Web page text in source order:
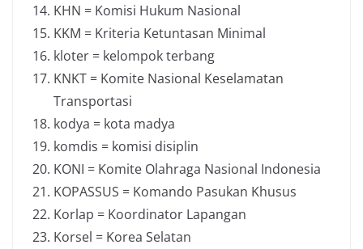
KHN = Komisi Hukum Nasional
KKM = Kriteria Ketuntasan Minimal
kloter = kelompok terbang
KNKT = Komite Nasional Keselamatan
Transportasi
kodya = kota madya
komdis = komisi disiplin
KONI = Komite Olahraga Nasional Indonesia
KOPASSUS = Komando Pasukan Khusus
Korlap = Koordinator Lapangan
Korsel = Korea Selatan